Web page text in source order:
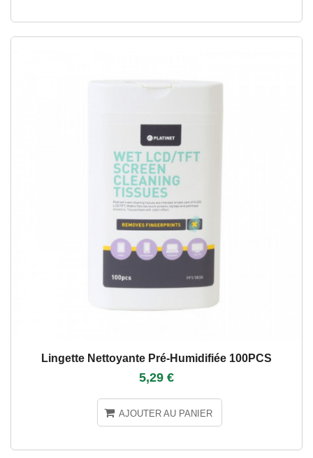
Lingette Nettoyante Pré-Humidifiée 100PCS
5,29 €
AJOUTER AU PANIER